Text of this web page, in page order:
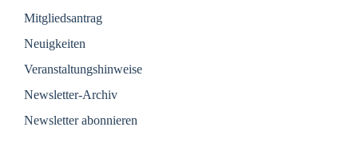
Mitgliedsantrag
Neuigkeiten
Veranstaltungshinweise
Newsletter-Archiv
Newsletter abonnieren